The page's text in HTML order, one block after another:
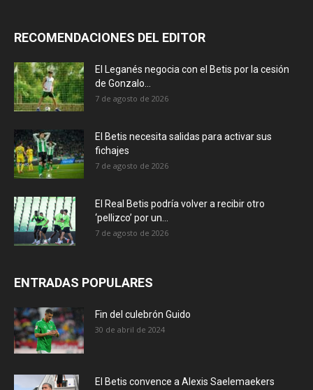
RECOMENDACIONES DEL EDITOR
El Leganés negocia con el Betis por la cesión
de Gonzalo...
7 de agosto de 2026
El Betis necesita salidas para activar sus
fichajes
7 de agosto de 2026
El Real Betis podría volver a recibir otro
‘pellizco’ por un...
7 de agosto de 2026
ENTRADAS POPULARES
Fin del culebrón Guido
30 de abril de 2024
El Betis convence a Alexis Saelemaekers